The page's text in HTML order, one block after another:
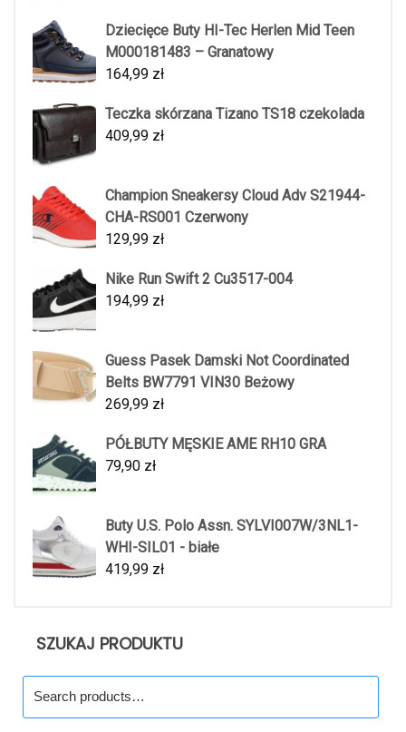
Dziecięce Buty HI-Tec Herlen Mid Teen
M000181483 – Granatowy
164,99 zł
Teczka skórzana Tizano TS18 czekolada
409,99 zł
Champion Sneakersy Cloud Adv S21944-
CHA-RS001 Czerwony
129,99 zł
Nike Run Swift 2 Cu3517-004
194,99 zł
Guess Pasek Damski Not Coordinated
Belts BW7791 VIN30 Beżowy
269,99 zł
PÓŁBUTY MĘSKIE AME RH10 GRA
79,90 zł
Buty U.S. Polo Assn. SYLVI007W/3NL1-
WHI-SIL01 - białe
419,99 zł
SZUKAJ PRODUKTU
for: